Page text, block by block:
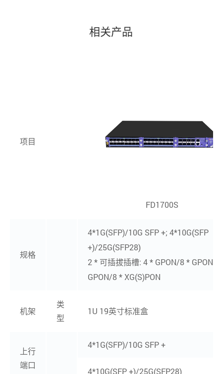
B+/Class C+
宽带
相关产品
项目
FD1700S
规格
4*1G(SFP)/10G SFP +; 4*10G(SFP
+)/25G(SFP28)
2 * 可插拔插槽: 4 * GPON/8 * GPON/
GPON/8 * XG(S)PON
机架
类
型
1U 19英寸标准盒
上行
端口
4*1G(SFP)/10G SFP +
4*10G(SFP +)/25G(SFP28)